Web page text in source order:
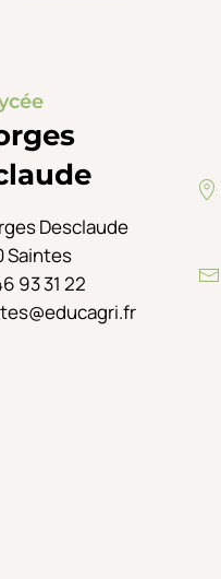
Desclaude
Saintes
93 31 22